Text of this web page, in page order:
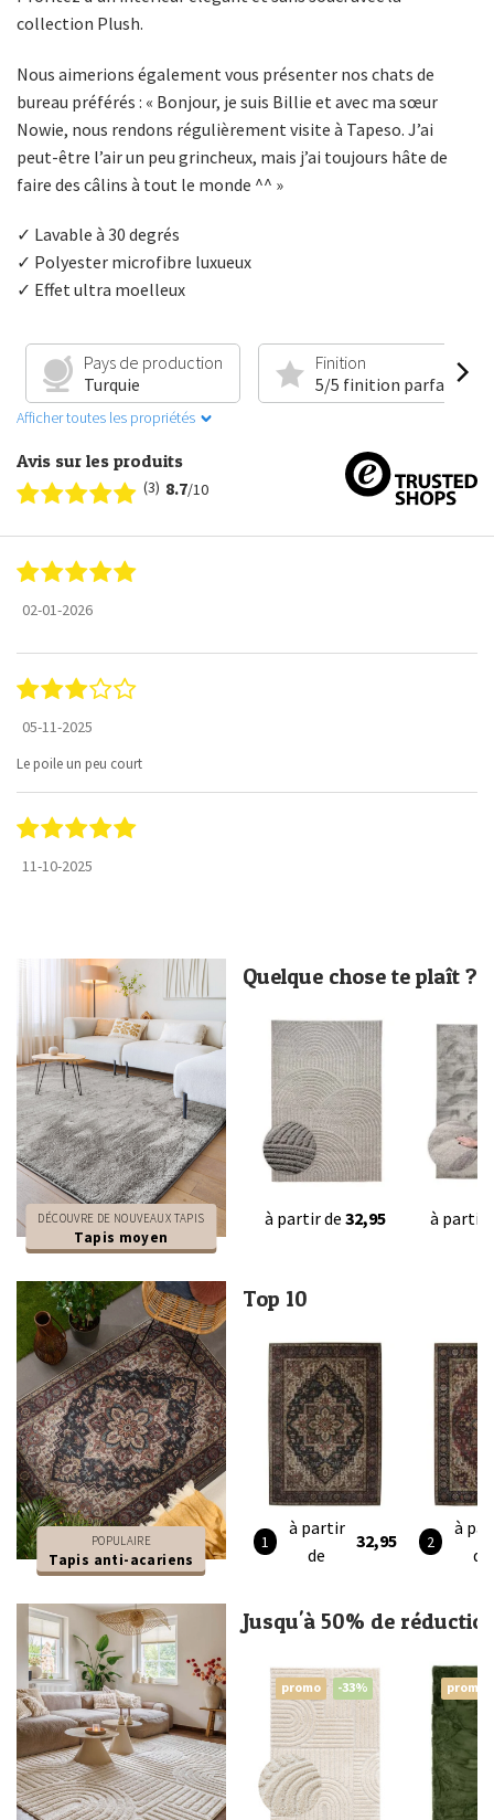
collection Plush.
Nous aimerions également vous présenter nos chats de
bureau préférés : « Bonjour, je suis Billie et avec ma sœur
Nowie, nous rendons régulièrement visite à Tapeso. J’ai
peut-être l’air un peu grincheux, mais j’ai toujours hâte de
faire des câlins à tout le monde ^^ »
✓ Lavable à 30 degrés
✓ Polyester microfibre luxueux
✓ Effet ultra moelleux
Pays de production
Turquie
Finition
5/5 finition parfaite
Afficher toutes les propriétés
Avis sur les produits
(3) 8.7/10
02-01-2026
05-11-2025
Le poile un peu court
11-10-2025
DÉCOUVRE DE NOUVEAUX TAPIS
Tapis moyen
Quelque chose te plaît ?
à partir de 32,95 à partir
POPULAIRE
Tapis anti-acariens
Top 10
à partir
de
32,95
à
de
Jusqu'à 50% de
promo -33% promo